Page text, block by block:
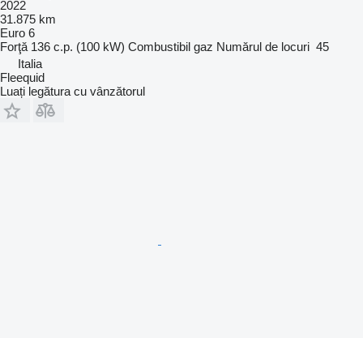
2022
31.875 km
Euro 6
Forţă 136 c.p. (100 kW) Combustibil gaz Numărul de locuri 45
Italia
Fleequid
Luați legătura cu vânzătorul